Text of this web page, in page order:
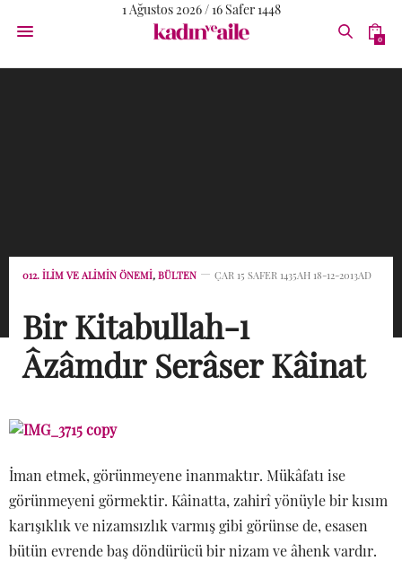
1 Ağustos 2026 / 16 Safer 1448
0
012. İLIM VE ALIMIN ÖNEMI, BÜLTEN ÇAR 15 SAFER 1435AH 18-12-2013AD
Bir Kitabullah-ı
Âzâmdır Serâser Kâinat
İman etmek, görünmeyene inanmaktır. Mükâfatı ise
görünmeyeni görmektir. Kâinatta, zahirî yönüyle bir kısım
karışıklık ve nizamsızlık varmış gibi görünse de, esasen
bütün evrende baş döndürücü bir nizam ve âhenk vardır.